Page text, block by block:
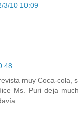
3/10 10:09
muy Coca-cola,
Ms. Puri deja